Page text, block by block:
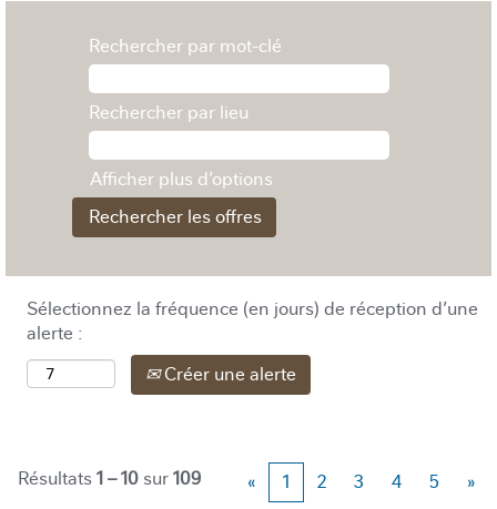
Rechercher par mot-clé
Rechercher par lieu
Afficher plus d’options
Sélectionnez la fréquence (en jours) de réception d’une
alerte :
Créer une alerte
Résultats1 – 10 sur109 « 1 2 3 4 5 »